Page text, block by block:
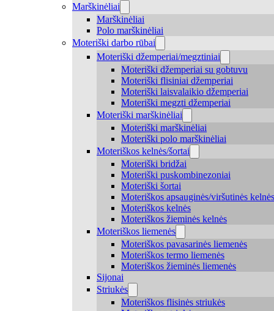
Marškinėliai
Marškinėliai
Polo marškinėliai
Moteriški darbo rūbai
Moteriški džemperiai/megztiniai
Moteriški džemperiai su gobtuvu
Moteriški flisiniai džemperiai
Moteriški laisvalaikio džemperiai
Moteriški megzti džemperiai
Moteriški marškinėliai
Moteriški marškinėliai
Moteriški polo marškinėliai
Moteriškos kelnės/šortai
Moteriški bridžai
Moteriški puskombinezoniai
Moteriški šortai
Moteriškos apsauginės/viršutinės kelnės
Moteriškos kelnės
Moteriškos žieminės kelnės
Moteriškos liemenės
Moteriškos pavasarinės liemenės
Moteriškos termo liemenės
Moteriškos žieminės liemenės
Sijonai
Striukės
Moteriškos flisinės striukės